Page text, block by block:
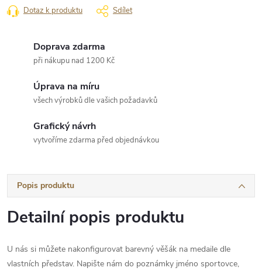
Dotaz k produktu Sdílet
Doprava zdarma
při nákupu nad 1200 Kč
Úprava na míru
všech výrobků dle vašich požadavků
Grafický návrh
vytvoříme zdarma před objednávkou
Popis produktu
Detailní popis produktu
U nás si můžete nakonfigurovat barevný věšák na medaile dle
vlastních představ. Napište nám do poznámky jméno sportovce,